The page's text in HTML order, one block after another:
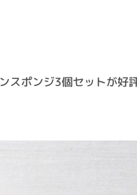
スポンジ3個セットが好